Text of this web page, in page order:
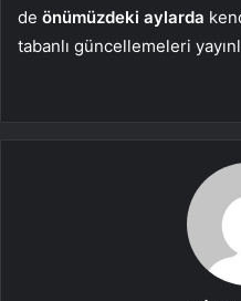
de önümüzdeki aylarda
tabanlı güncellemeleri